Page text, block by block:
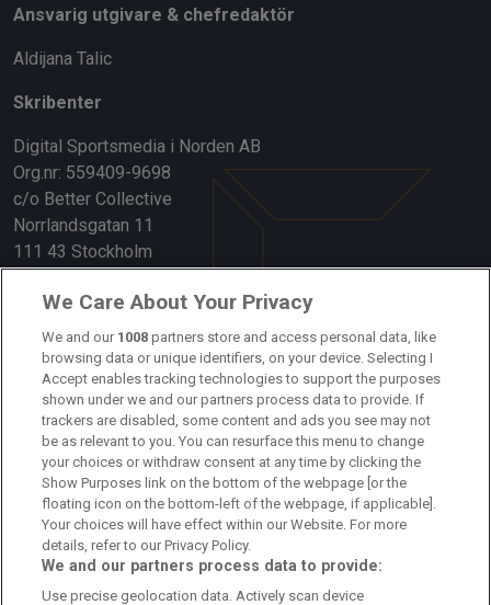
Ansvarig utgivare & chefredaktör
Aldijana Talic
Skribenter
Digital Sportsmedia i Norden AB
Org.nr: 559409-9698
c/o Better Collective
Norrlandsgatan 11
111 43 Stockholm
Länkar
Om oss
Kontakta oss
Kundtjänst
Sponsor: Rekatochklart
Annonsera på Fotbolldirekt
Redaktionell policy
We Care About Your Privacy
We and our 1008 partners store and access personal data, like
browsing data or unique identifiers, on your device. Selecting I
Accept enables tracking technologies to support the purposes
shown under we and our partners process data to provide. If
trackers are disabled, some content and ads you see may not
be as relevant to you. You can resurface this menu to change
your choices or withdraw consent at any time by clicking the
Show Purposes link on the bottom of the webpage [or the
floating icon on the bottom-left of the webpage, if applicable].
Your choices will have effect within our Website. For more
details, refer to our Privacy Policy.
We and our partners process data to provide:
Use precise geolocation data. Actively scan device